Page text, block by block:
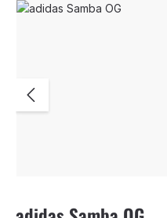
Bildergalerie überspringen